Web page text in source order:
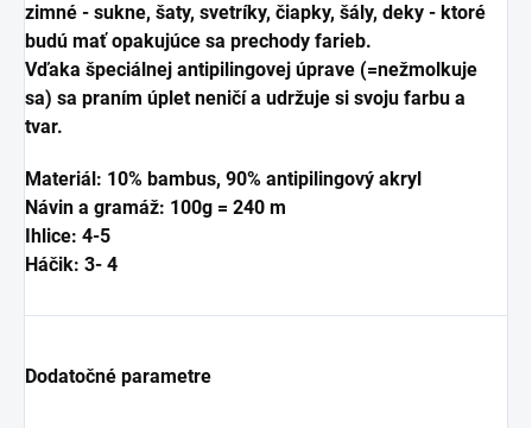
zimné - sukne, šaty, svetríky, čiapky, šály, deky - ktoré
budú mať opakujúce sa prechody farieb.
Vďaka špeciálnej antipilingovej úprave (=nežmolkuje
sa) sa praním úplet neničí a udržuje si svoju farbu a
tvar.
Materiál: 10% bambus, 90% antipilingový akryl
Návin a gramáž: 100g = 240 m
Ihlice: 4-5
Háčik: 3- 4
Dodatočné parametre